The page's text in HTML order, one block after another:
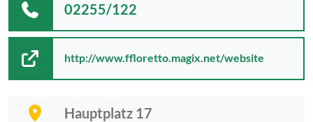
Hauptplatz 17
02255/122
http://www.ffloretto.magix.net/website